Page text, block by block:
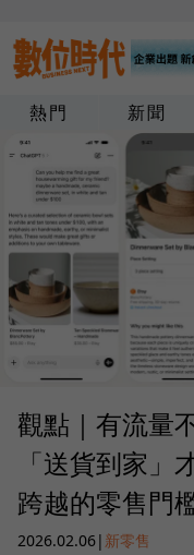
熱門 新聞
觀點｜有流量
「送貨到家
跨越的零售門
2026.02.06| 新零售